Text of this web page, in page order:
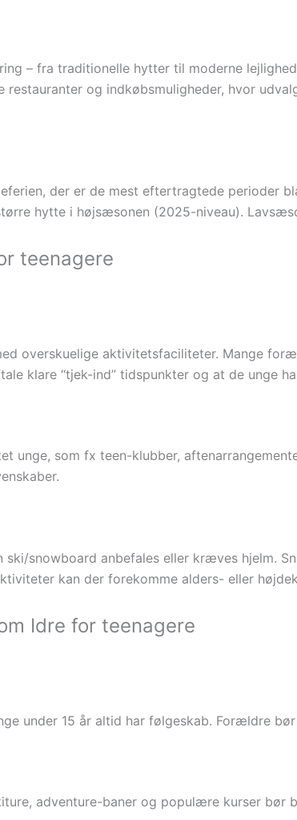
– fra traditionelle hytter til moderne
og indkøbsmuligheder, hvor
der er de mest eftertragtede perioder
hytte i højsæsonen (2025-niveau).
teenagere
overskuelige aktivitetsfaciliteter. Mange
klare “tjek-ind” tidspunkter og at de unge
unge, som fx teen-klubber,
ski/snowboard anbefales eller kræves hjelm.
kan der forekomme alders- eller
Idre for teenagere
under 15 år altid har følgeskab. Forældre
adventure-baner og populære kurser bør